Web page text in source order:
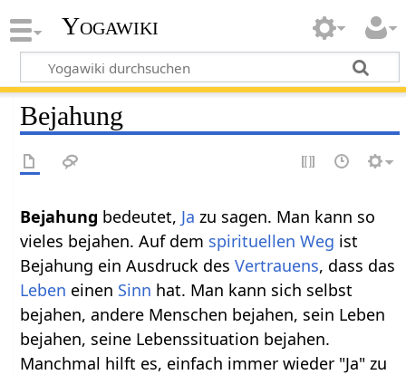
Yogawiki
Bejahung
Bejahung bedeutet, Ja zu sagen. Man kann so
vieles bejahen. Auf dem spirituellen Weg ist
Bejahung ein Ausdruck desVertrauens, dass das
Leben einen Sinn hat. Man kann sich selbst
bejahen, andere Menschen bejahen, sein Leben
bejahen, seine Lebenssituation bejahen.
Manchmal hilft es, einfach immer wieder "Ja" zu